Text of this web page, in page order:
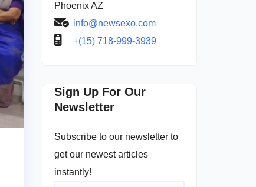
Phoenix AZ
info@newsexo.com
+(15) 718-999-3939
Sign Up For Our
Newsletter
Subscribe to our newsletter to
get our newest articles
instantly!